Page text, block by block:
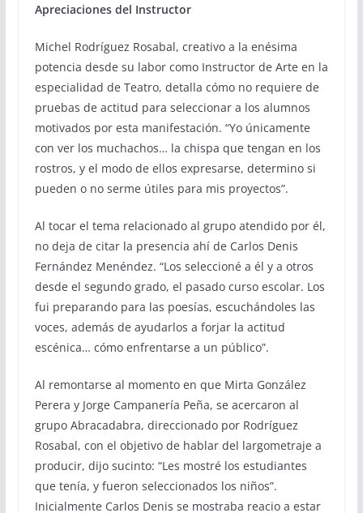
Apreciaciones del Instructor
Michel Rodríguez Rosabal, creativo a la enésima
potencia desde su labor como Instructor de Arte en la
especialidad de Teatro, detalla cómo no requiere de
pruebas de actitud para seleccionar a los alumnos
motivados por esta manifestación. “Yo únicamente
con ver los muchachos… la chispa que tengan en los
rostros, y el modo de ellos expresarse, determino si
pueden o no serme útiles para mis proyectos”.
Al tocar el tema relacionado al grupo atendido por él,
no deja de citar la presencia ahí de Carlos Denis
Fernández Menéndez. “Los seleccioné a él y a otros
desde el segundo grado, el pasado curso escolar. Los
fui preparando para las poesías, escuchándoles las
voces, además de ayudarlos a forjar la actitud
escénica… cómo enfrentarse a un público”.
Al remontarse al momento en que Mirta González
Perera y Jorge Campanería Peña, se acercaron al
grupo Abracadabra, direccionado por Rodríguez
Rosabal, con el objetivo de hablar del largometraje a
producir, dijo sucinto: “Les mostré los estudiantes
que tenía, y fueron seleccionados los niños”.
Inicialmente Carlos Denis se mostraba reacio a estar